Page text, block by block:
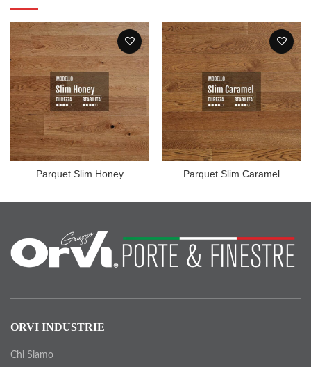
Parquet Slim Honey Parquet Slim Caramel
ORVI INDUSTRIE
Chi Siamo